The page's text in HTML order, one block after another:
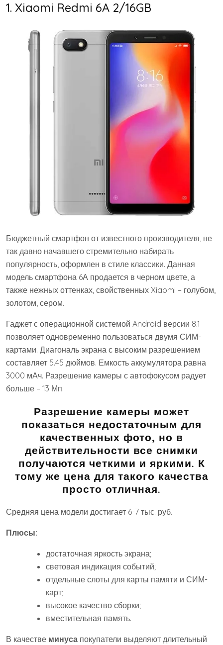
1. Xiaomi Redmi 6A 2/16GB
Бюджетный смартфон от известного производителя, не
так давно начавшего стремительно набирать
популярность, оформлен в стиле классики. Данная
модель смартфона 6А продается в черном цвете, а
также нежных оттенках, свойственных Xiaomi – голубом,
золотом, сером.
Гаджет с операционной системой Android версии 8.1
позволяет одновременно пользоваться двумя СИМ-
картами. Диагональ экрана с высоким разрешением
составляет 5.45 дюймов. Емкость аккумулятора равна
3000 мАч. Разрешение камеры с автофокусом радует
больше – 13 Мп.
Разрешение камеры может
показаться недостаточным для
качественных фото, но в
действительности все снимки
получаются четкими и яркими. К
тому же цена для такого качества
просто отличная.
Средняя цена модели достигает 6-7 тыс. руб.
Плюсы:
достаточная яркость экрана;
световая индикация событий;
отдельные слоты для карты памяти и СИМ-
карт;
высокое качество сборки;
вместительная память.
В качестве минуса покупатели выделяют длительный